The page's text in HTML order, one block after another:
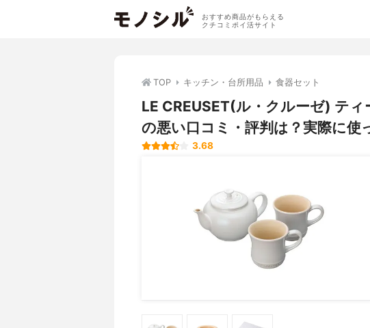
おすすめ商品がもらえる
クチコミポイ活サイト
TOP キッチン・台所用品 食器セット
LE CREUSET(ル・クルーゼ) テ
の悪い口コミ・評判は？実際に使
3.68